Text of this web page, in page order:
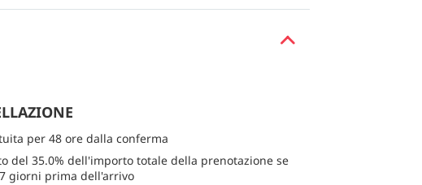
per 48 ore dalla conferma
del 35.0% dell'importo totale della prenotazione se
giorni prima dell'arrivo